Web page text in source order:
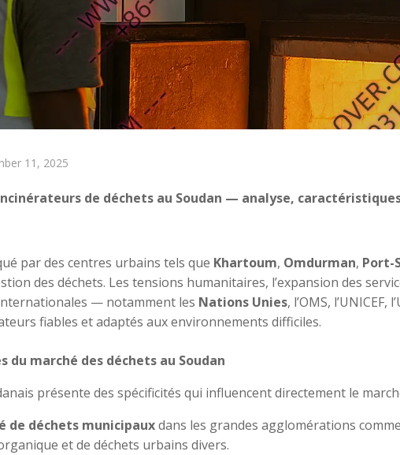
11, 2025
de déchets au Soudan — analyse,
par des centres urbains tels que Khartoum, Omdurman, Port-
des déchets. Les tensions humanitaires, l’expansion des
— notamment les Nations Unies, l’OMS,
fiables et adaptés aux environnements difficiles.
du marché des déchets au Soudan
présente des spécificités qui influencent directement le
de déchets municipauxdans les grandes agglomérations
et de déchets urbains divers.